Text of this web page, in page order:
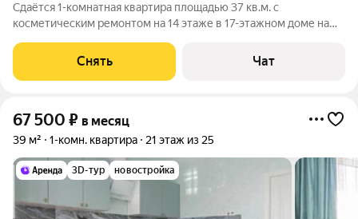
Сдаётся 1-комнатная квартира площадью 37 кв.м. с
косметическим ремонтом на 14 этаже в 17-этажном доме на
окна выходят на улицу.
Снять Чат
67 500 ₽ в месяц
39 м² 1-комн. квартира 21 этаж из 25
3D-тур новостройка